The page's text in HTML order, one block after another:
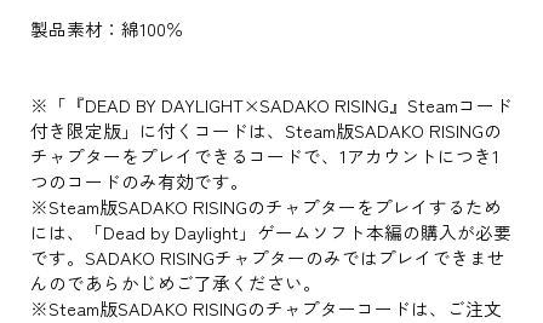
製品素材：綿100％
※「『DEAD BY DAYLIGHT×SADAKO RISING』Steamコード
付き限定版」に付くコードは、Steam版SADAKO RISINGの
チャプターをプレイできるコードで、1アカウントにつき1
つのコードのみ有効です。
※Steam版SADAKO RISINGのチャプターをプレイするため
には、「Dead by Daylight」ゲームソフト本編の購入が必要
です。SADAKO RISINGチャプターのみではプレイできませ
んのであらかじめご了承ください。
※Steam版SADAKO RISINGのチャプターコードは、ご注文